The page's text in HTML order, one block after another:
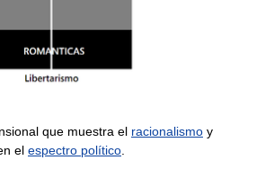
que muestra el racionalismo y
el espectro político